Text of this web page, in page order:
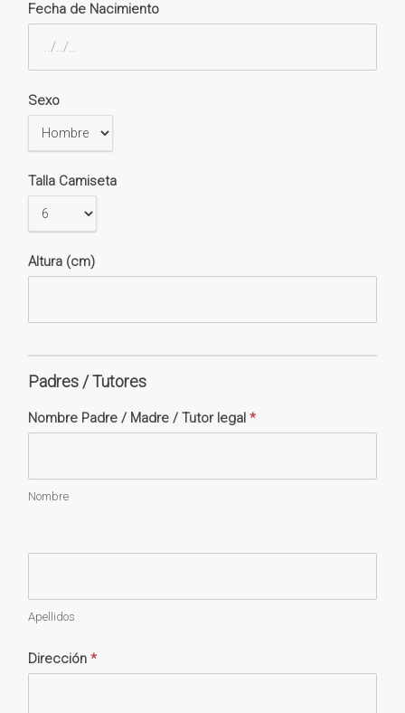
Fecha de Nacimiento
Sexo
Talla Camiseta
Altura (cm)
Padres / Tutores
Nombre Padre / Madre / Tutor legal *
Nombre
Apellidos
Dirección *